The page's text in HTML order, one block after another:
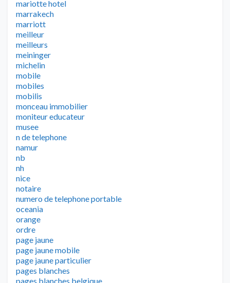
mariotte hotel
marrakech
marriott
meilleur
meilleurs
meininger
michelin
mobile
mobiles
mobilis
monceau immobilier
moniteur educateur
musee
n de telephone
namur
nb
nh
nice
notaire
numero de telephone portable
oceania
orange
ordre
page jaune
page jaune mobile
page jaune particulier
pages blanches
pages blanches belgique